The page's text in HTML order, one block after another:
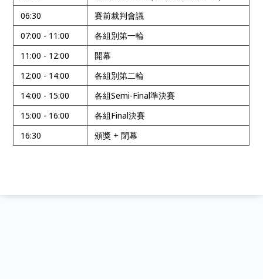
06:30
賽前裁判會議
07:00 - 11:00
各組別第一輪
11:00 - 12:00
開幕
12:00 - 14:00
各組別第二輪
14:00 - 15:00
各組Semi-Final準決賽
15:00 - 16:00
各組Final決賽
16:30
頒獎 + 閉幕